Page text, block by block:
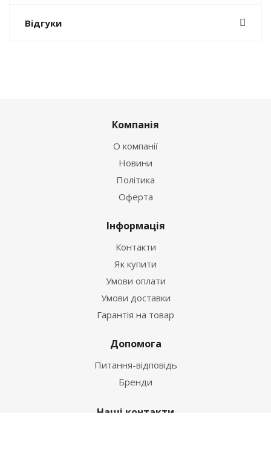
Відгуки
Компанія
О компанії
Новини
Політика
Оферта
Інформація
Контакти
Як купити
Умови оплати
Умови доставки
Гарантія на товар
Допомога
Питання-відповідь
Бренди
Наші контакти